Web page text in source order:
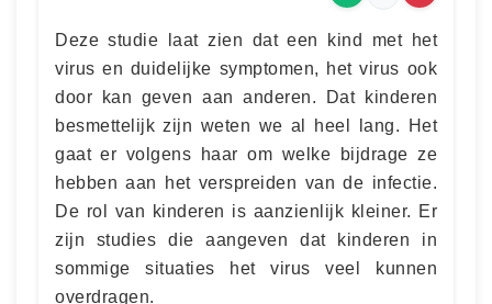
Deze studie laat zien dat een kind met het
virus en duidelijke symptomen, het virus ook
door kan geven aan anderen. Dat kinderen
besmettelijk zijn weten we al heel lang. Het
gaat er volgens haar om welke bijdrage ze
hebben aan het verspreiden van de infectie.
De rol van kinderen is aanzienlijk kleiner. Er
zijn studies die aangeven dat kinderen in
sommige situaties het virus veel kunnen
overdragen.